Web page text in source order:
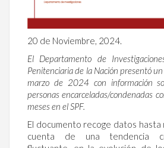
20 de Noviembre, 2024.
El Departamento de
Penitenciaria de la Nación presentó
marzo de 2024 con información
personas encarceladas/condenadas
meses en el SPF.
El documento recoge datos hasta
cuenta de una tendencia